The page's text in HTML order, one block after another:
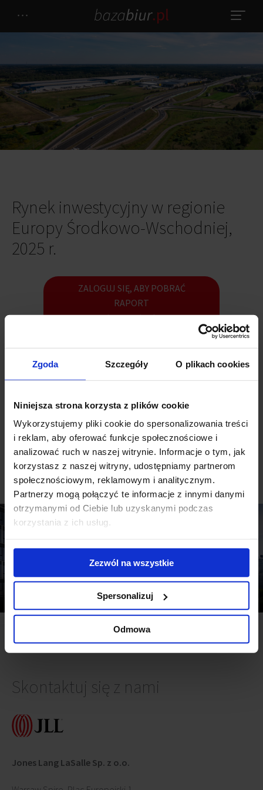
Zgoda Szczegóły O plikach cookies
Niniejsza strona korzysta z plików cookie
Wykorzystujemy pliki cookie do spersonalizowania treści
i reklam, aby oferować funkcje społecznościowe i
analizować ruch w naszej witrynie. Informacje o tym, jak
korzystasz z naszej witryny, udostępniamy partnerom
społecznościowym, reklamowym i analitycznym.
Partnerzy mogą połączyć te informacje z innymi danymi
otrzymanymi od Ciebie lub uzyskanymi podczas
korzystania z ich usług.
Zezwól na wszystkie
Spersonalizuj
Odmowa
Rynek inwestycyjny w regionie
Europy Środkowo-Wschodniej,
2025 r.
ZALOGUJ SIĘ, ABY POBRAĆ
RAPORT
(1.93 MB)
2025 roku i perspektywy na nadchodzące miesiące (dokument w
języku angielskim)
Zobacz inne raporty
Regionalne rynki biurowe w Polsce, II kw. 2026 r. Warszawski rynek biurowy, II kw. 2026
Skontaktuj się z nami
Jones Lang LaSalle Sp. z o.o.